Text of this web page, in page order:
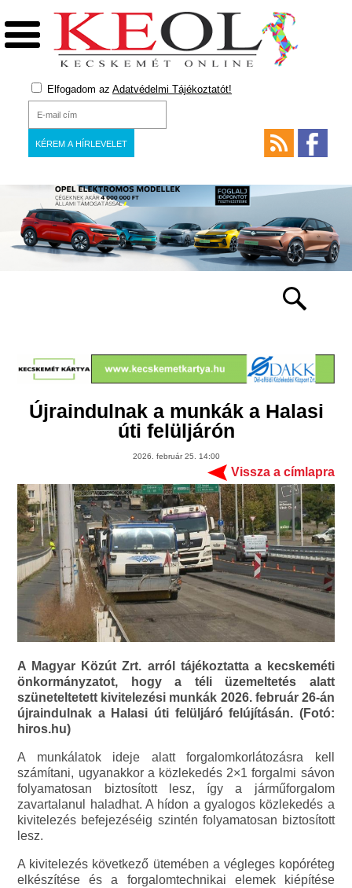
Elfogadom az Adatvédelmi Tájékoztatót!
Újraindulnak a munkák a Halasi
úti felüljárón
2026. február 25. 14:00
Vissza a címlapra
A Magyar Közút Zrt. arról tájékoztatta a kecskeméti
önkormányzatot, hogy a téli üzemeltetés alatt
szüneteltetett kivitelezési munkák 2026. február 26-án
újraindulnak a Halasi úti felüljáró felújításán. (Fotó:
hiros.hu)
A munkálatok ideje alatt forgalomkorlátozásra kell
számítani, ugyanakkor a közlekedés 2×1 forgalmi sávon
folyamatosan biztosított lesz, így a járműforgalom
zavartalanul haladhat. A hídon a gyalogos közlekedés a
kivitelezés befejezéséig szintén folyamatosan biztosított
lesz.
A kivitelezés következő ütemében a végleges kopóréteg
elkészítése és a forgalomtechnikai elemek kiépítése